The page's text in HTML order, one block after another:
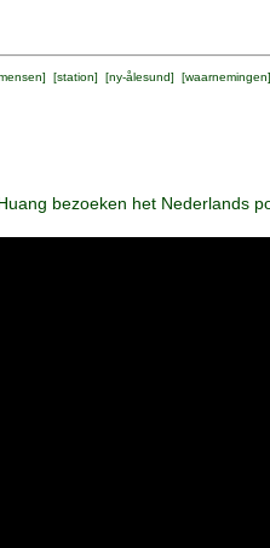
] [station] [ny-ålesund] [waarnemingen
bezoeken het Nederlands